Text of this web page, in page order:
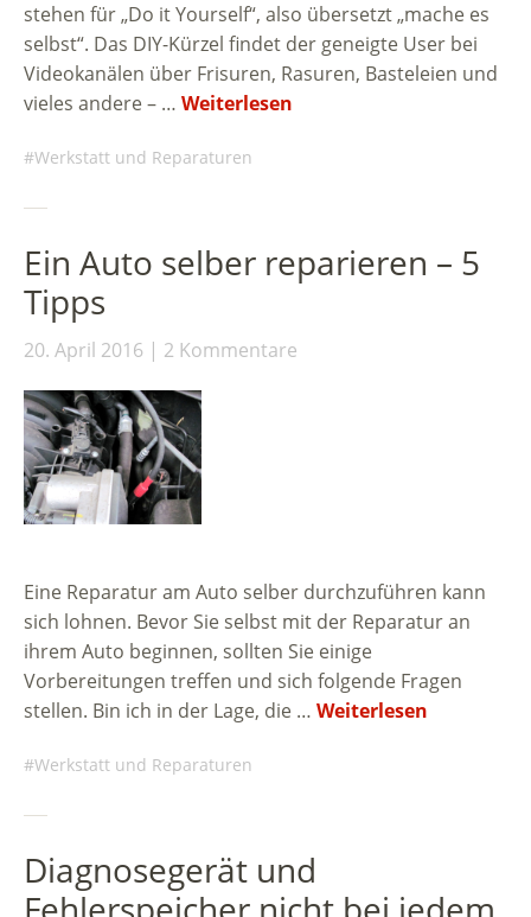
stehen für „Do it Yourself“, also übersetzt „mache es
selbst“. Das DIY-Kürzel findet der geneigte User bei
Videokanälen über Frisuren, Rasuren, Basteleien und
vieles andere – … Weiterlesen
Werkstatt und Reparaturen
Ein Auto selber reparieren – 5
Tipps
20. April 2016 2 Kommentare
Eine Reparatur am Auto selber durchzuführen kann
sich lohnen. Bevor Sie selbst mit der Reparatur an
ihrem Auto beginnen, sollten Sie einige
Vorbereitungen treffen und sich folgende Fragen
stellen. Bin ich in der Lage, die … Weiterlesen
Werkstatt und Reparaturen
Diagnosegerät und